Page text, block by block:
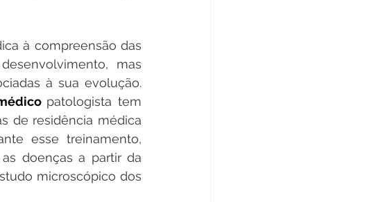
à compreensão das
mas
à sua evolução.
patologista tem
de residência médica
esse treinamento,
doenças a partir da
microscópico dos